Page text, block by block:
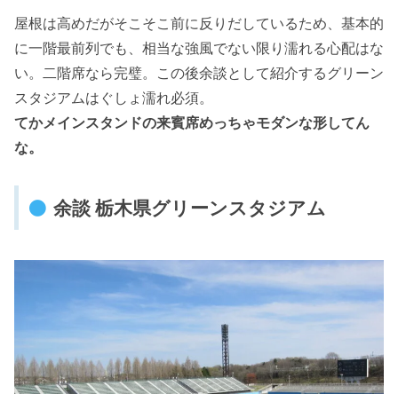
屋根は高めだがそこそこ前に反りだしているため、基本的
に一階最前列でも、相当な強風でない限り濡れる心配はな
い。二階席なら完璧。この後余談として紹介するグリーン
スタジアムはぐしょ濡れ必須。
てかメインスタンドの来賓席めっちゃモダンな形してん
な。
余談 栃木県グリーンスタジアム